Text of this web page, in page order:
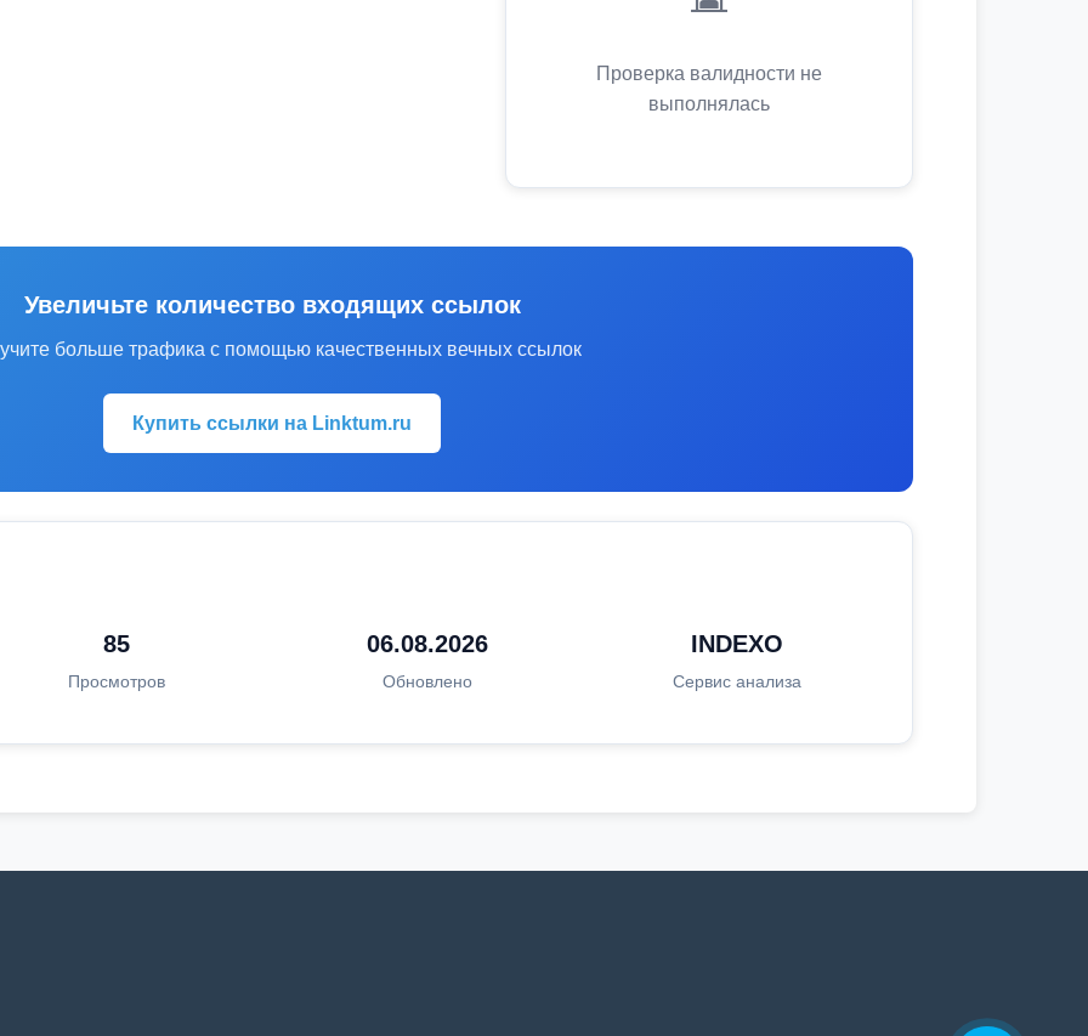
Проверка валидности не
выполнялась
Увеличьте количество входящих ссылок
больше трафика с помощью качественных вечных ссылок
Купить ссылки на Linktum.ru
85
Просмотров
06.08.2026
Обновлено
INDEXO
Сервис анализа